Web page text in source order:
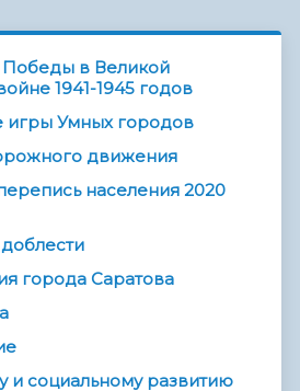
в Великой
1941-1945 годов
игры Умных городов
движения
населения 2020
города Саратова
и социальному развитию